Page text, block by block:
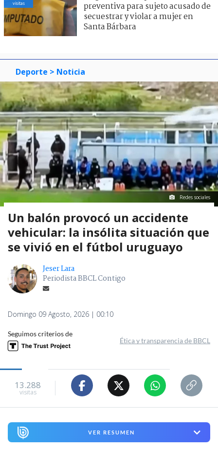
visitas
preventiva para sujeto acusado de
secuestrar y violar a mujer en
Santa Bárbara
Deporte > Noticia
Redes sociales
Un balón provocó un accidente
vehicular: la insólita situación que
se vivió en el fútbol uruguayo
Jeser Lara
Periodista BBCL Contigo
Domingo 09 Agosto, 2026 | 00:10
Seguimos criterios de
Ética y transparencia de BBCL
13.288
visitas
VER RESUMEN